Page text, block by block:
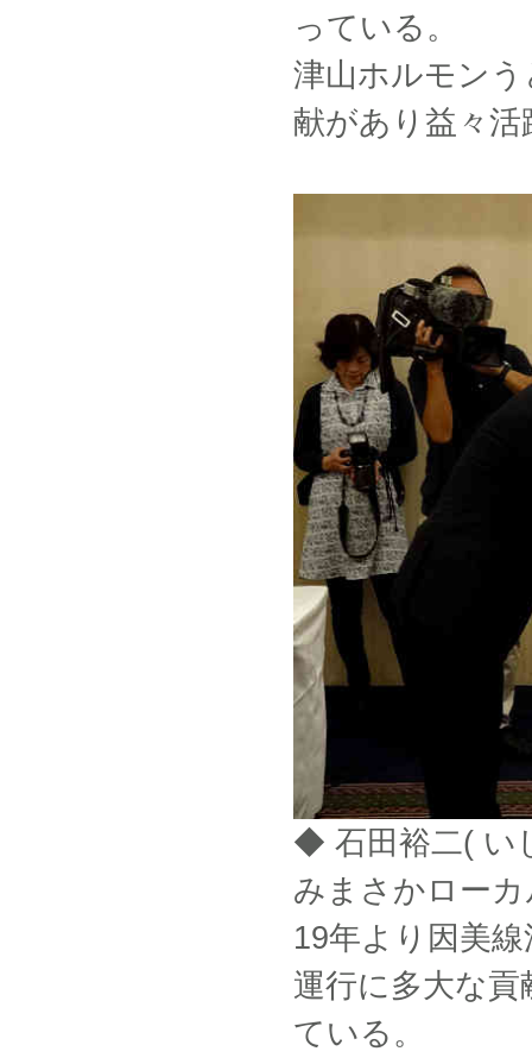
っている。
津山ホルモン
献があり益々
◆ 石田裕二( い
みまさかロー
19年より因美
運行に多大な
ている。